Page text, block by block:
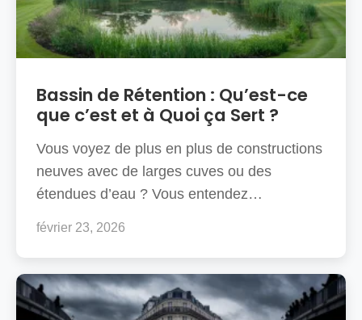
Bassin de Rétention : Qu’est-ce
que c’est et à Quoi ça Sert ?
Vous voyez de plus en plus de constructions
neuves avec de larges cuves ou des
étendues d’eau ? Vous entendez…
février 23, 2026